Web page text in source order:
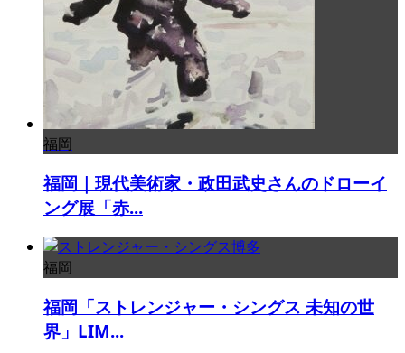
福岡
福岡｜現代美術家・政田武史さんのドローイ
ング展「赤...
福岡
福岡「ストレンジャー・シングス 未知の世
界」LIM...